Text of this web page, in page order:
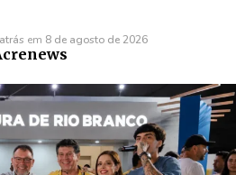
em 8 de agosto de 2026